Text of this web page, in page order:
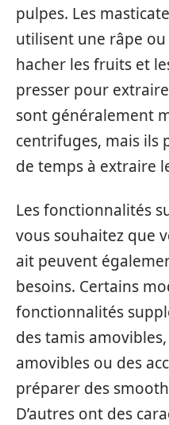
pulpes. Les
utilisent une râpe
hacher les fruits et
presser pour
sont généralement
centrifuges, mais ils
de temps à extraire
Les fonctionnalités
vous souhaitez que
ait peuvent
besoins. Certains
fonctionnalités
des tamis
amovibles ou des
préparer des
D’autres ont des